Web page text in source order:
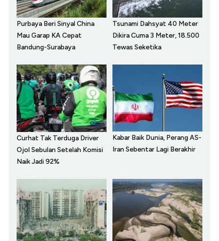
Purbaya Beri Sinyal China
Mau Garap KA Cepat
Bandung-Surabaya
Tsunami Dahsyat 40 Meter
Dikira Cuma 3 Meter, 18.500
Tewas Seketika
Curhat Tak Terduga Driver
Ojol Sebulan Setelah Komisi
Naik Jadi 92%
Kabar Baik Dunia, Perang AS-
Iran Sebentar Lagi Berakhir